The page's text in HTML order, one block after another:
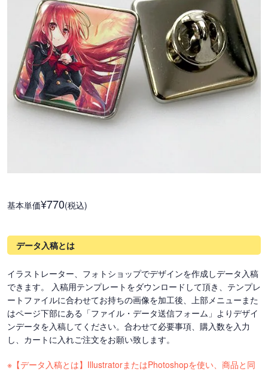
基本単価¥770(税込)
データ入稿とは
イラストレーター、フォトショップでデザインを作成しデータ入稿
できます。 入稿用テンプレートをダウンロードして頂き、テンプレ
ートファイルに合わせてお持ちの画像を加工後、上部メニューまた
はページ下部にある「ファイル・データ送信フォーム」よりデザイ
ンデータを入稿してください。合わせて必要事項、購入数を入力
し、カートに入れご注文をお願い致します。
※【データ入稿とは】IllustratorまたはPhotoshopを使い、商品と同